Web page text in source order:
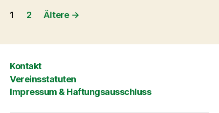
Seitennummerierung
Beiträge
1 2 Ältere →
Kontakt
Vereinsstatuten
Impressum & Haftungsausschluss